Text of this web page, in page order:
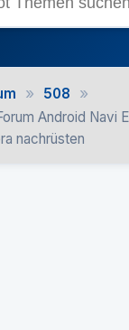
» 508 »
Android Navi
nachrüsten